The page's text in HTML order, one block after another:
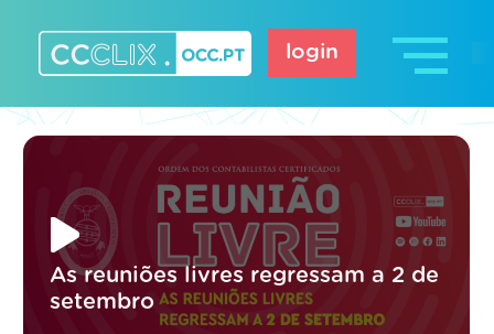
content
login
As reuniões livres regressam a 2 de
setembro